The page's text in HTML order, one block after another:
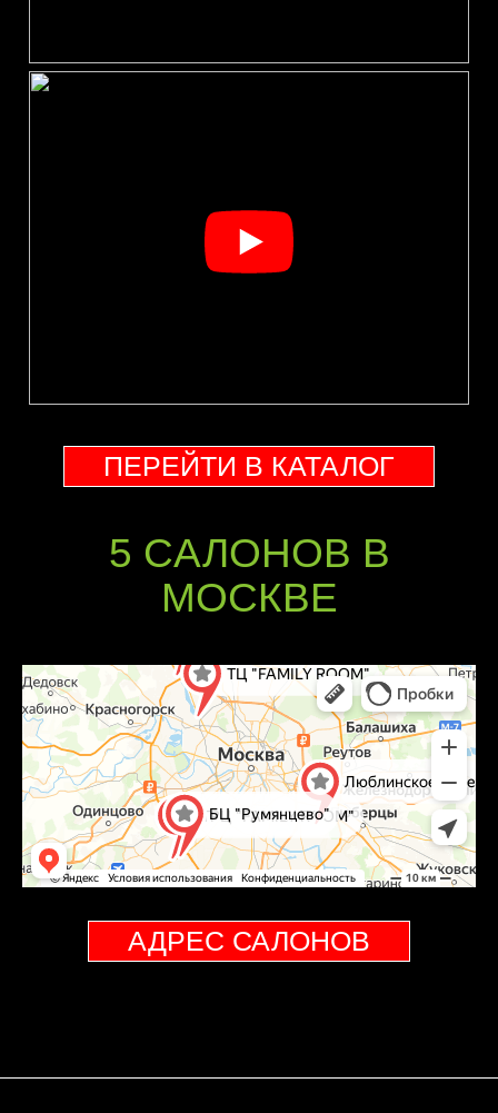
ПЕРЕЙТИ В КАТАЛОГ
5 CАЛОНОВ В
МОСКВЕ
АДРЕС САЛОНОВ